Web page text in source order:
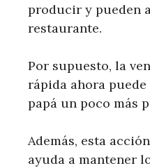
producir y pueden
restaurante.
Por supuesto, la
rápida ahora
papá un poco más
Además, esta
ayuda a mantener